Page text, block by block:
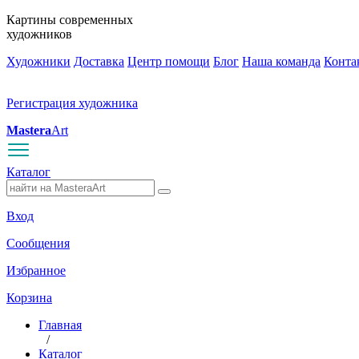
Картины современных
художников
Художники Доставка Центр помощи Блог Наша команда
Регистрация художника
MasteraArt
Каталог
Вход
Сообщения
Избранное
Корзина
Главная
/
Каталог